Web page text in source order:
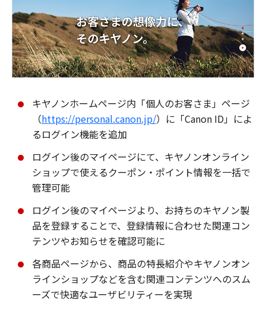
キヤノンホームページ内「個人のお客さま」ページ
（https://personal.canon.jp/）に「Canon ID」によ
るログイン機能を追加
ログイン後のマイページにて、キヤノンオンライン
ショップで使えるクーポン・ポイント情報を一括で
管理可能
ログイン後のマイページより、お持ちのキヤノン製
品を登録することで、登録情報に合わせた関連コン
テンツやお知らせを確認可能に
各商品ページから、商品の特長紹介やキヤノンオン
ラインショップなどを含む関連コンテンツへのスム
ーズで快適なユーザビリティーを実現